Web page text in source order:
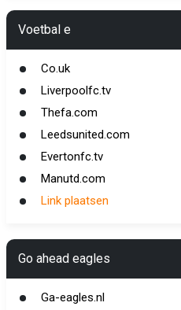
Voetbal e
Co.uk
Liverpoolfc.tv
Thefa.com
Leedsunited.com
Evertonfc.tv
Manutd.com
Link plaatsen
Go ahead eagles
Ga-eagles.nl